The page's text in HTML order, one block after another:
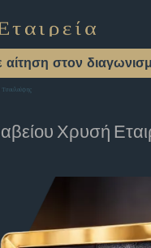
αίτηση στον
Τσουλούφης
Χρυσή